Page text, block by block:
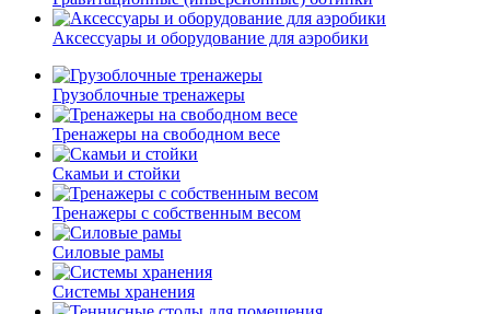
Аксессуары и оборудование для аэробики
Грузоблочные тренажеры
Тренажеры на свободном весе
Скамьи и стойки
Тренажеры с собственным весом
Силовые рамы
Системы хранения